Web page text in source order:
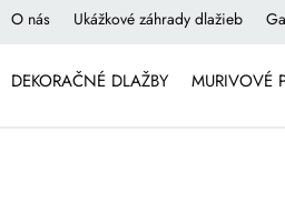
O nás Ukážkové záhrady dlažieb
DEKORAČNÉ DLAŽBY MURIVOVÉ